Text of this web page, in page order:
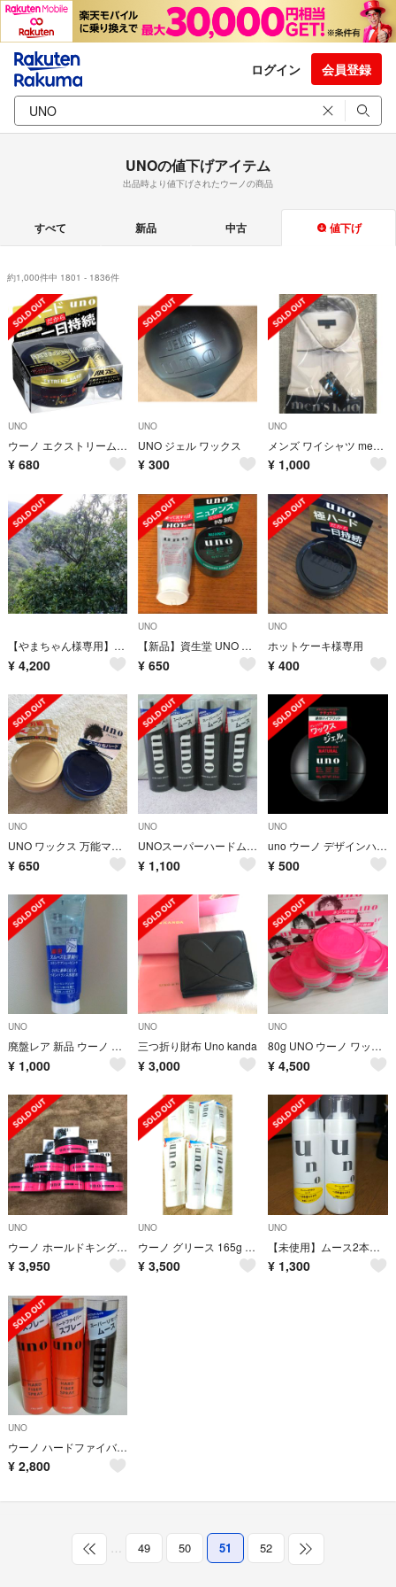
ログイン 会員登録
UNOの値下げアイテム
出品時より値下げされたウーノの商品
すべて 新品 中古 値下げ
約1,000件中 1801 - 1836件
UNO
ウーノ エクストリームハード ワックス80g スキンセラムウォーターミニボトル付
¥ 680
UNO
UNO ジェル ワックス
¥ 300
UNO
メンズ ワイシャツ men's uno スマートスタイルLL
¥ 1,000
【やまちゃん様専用】新品未使用未開封 ウルトラソリッド N
¥ 4,200
UNO
【新品】資生堂 UNO ホットジェルレングス &ニュアンスクリエイター
¥ 650
UNO
ホットケーキ様専用
¥ 400
UNO
UNO ワックス 万能マットのみ
¥ 650
UNO
UNOスーパーハードムース
¥ 1,100
UNO
uno ウーノ デザインハードジェリー ナチュラル 100g
¥ 500
UNO
廃盤レア 新品 ウーノ シェービングジェル165g
¥ 1,000
UNO
三つ折り財布 Uno kanda
¥ 3,000
UNO
80g UNO ウーノ ワックス 資生堂
¥ 4,500
UNO
ウーノ ホールドキングN 6個セット
¥ 3,950
UNO
ウーノ グリース 165g 七個セット
¥ 3,500
UNO
【未使用】ムース2本セット（資生堂ウーノ）
¥ 1,300
UNO
ウーノ ハードファイバースプレーN170g & スーパーリセットムースN180g
¥ 2,800
… 49 50 51 52